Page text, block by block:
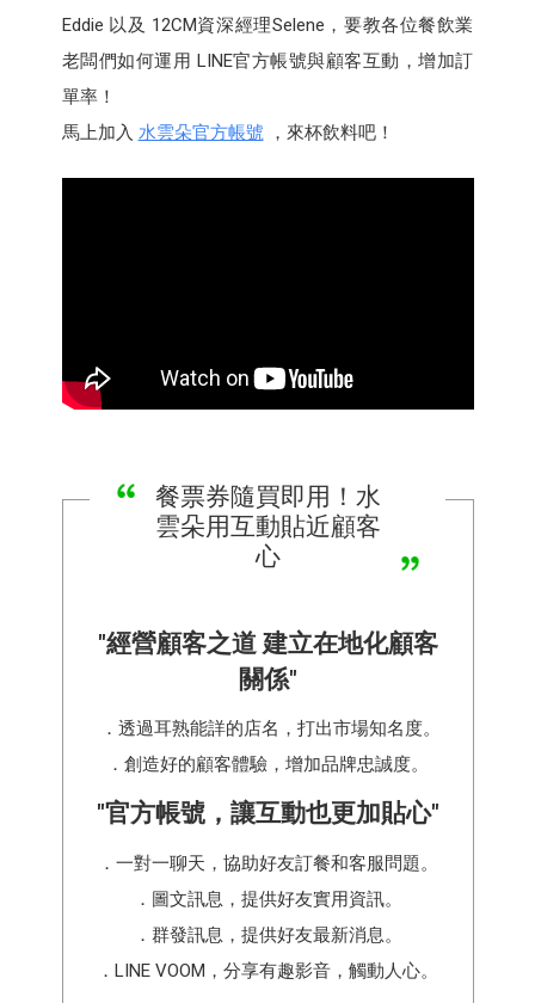
Eddie 以及 12CM資深經理Selene，要教各位餐飲業
老闆們如何運用 LINE官方帳號與顧客互動，增加訂
單率！
馬上加入 水雲朵官方帳號，來杯飲料吧！
餐票券隨買即用！水
雲朵用互動貼近顧客
心
"經營顧客之道 建立在地化顧客
關係"
．透過耳熟能詳的店名，打出市場知名度。
．創造好的顧客體驗，增加品牌忠誠度。
"官方帳號，讓互動也更加貼心"
．一對一聊天，協助好友訂餐和客服問題。
．圖文訊息，提供好友實用資訊。
．群發訊息，提供好友最新消息。
．LINE VOOM，分享有趣影音，觸動人心。